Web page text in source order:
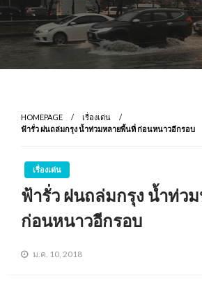
HOMEPAGE
เรื่องเด่น
ฟ้ารั่ว ฝนถล่มกรุง น้ำท่วมหลายพื้นที่ ก่อนหนาวอีกรอบ
เรื่องเด่น
ฟ้ารั่ว ฝนถล่มกรุง น้ำท่ว
ก่อนหนาวอีกรอบ
ม.ค. 10, 2018